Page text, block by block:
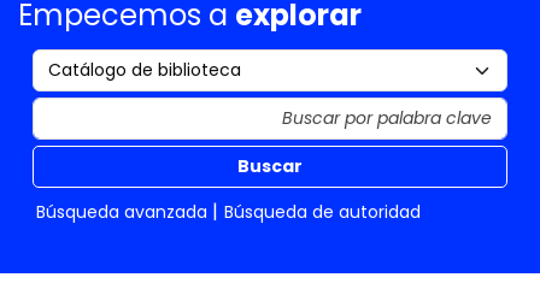
Empecemos a explorar
Buscar
Búsqueda avanzada
Búsqueda de autoridad